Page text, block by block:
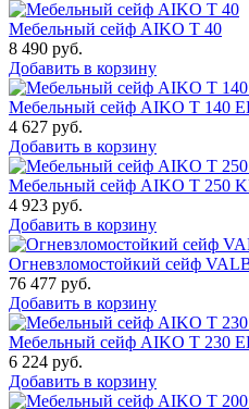
Мебельный сейф AIKO Т 40
8 490 руб.
Добавить в корзину
Мебельный сейф AIKO T 140
4 627 руб.
Добавить в корзину
Мебельный сейф AIKO T 250
4 923 руб.
Добавить в корзину
Огневзломостойкий сейф
76 477 руб.
Добавить в корзину
Мебельный сейф AIKO T 230
6 224 руб.
Добавить в корзину